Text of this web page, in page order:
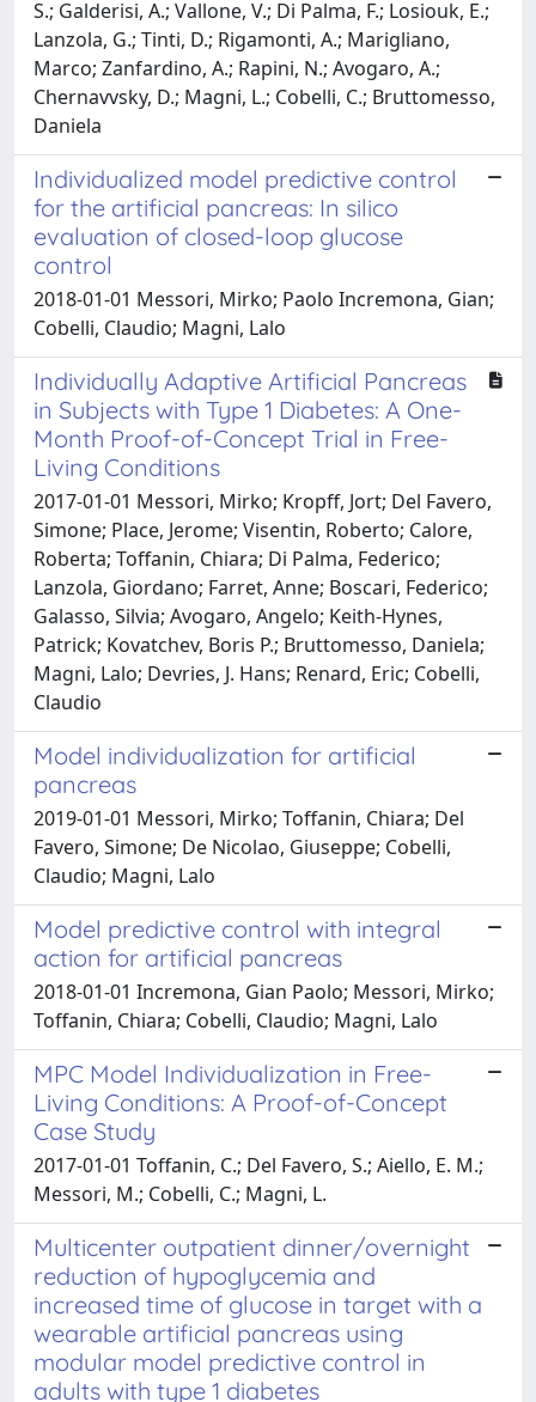
S.; Galderisi, A.; Vallone, V.; Di Palma, F.; Losiouk, E.;
Lanzola, G.; Tinti, D.; Rigamonti, A.; Marigliano,
Marco; Zanfardino, A.; Rapini, N.; Avogaro, A.;
Chernavvsky, D.; Magni, L.; Cobelli, C.; Bruttomesso,
Daniela
Individualized model predictive control
for the artificial pancreas: In silico
evaluation of closed-loop glucose
control
2018-01-01 Messori, Mirko; Paolo Incremona, Gian;
Cobelli, Claudio; Magni, Lalo
Individually Adaptive Artificial Pancreas
in Subjects with Type 1 Diabetes: A One-
Month Proof-of-Concept Trial in Free-
Living Conditions
2017-01-01 Messori, Mirko; Kropff, Jort; Del Favero,
Simone; Place, Jerome; Visentin, Roberto; Calore,
Roberta; Toffanin, Chiara; Di Palma, Federico;
Lanzola, Giordano; Farret, Anne; Boscari, Federico;
Galasso, Silvia; Avogaro, Angelo; Keith-Hynes,
Patrick; Kovatchev, Boris P.; Bruttomesso, Daniela;
Magni, Lalo; Devries, J. Hans; Renard, Eric; Cobelli,
Claudio
Model individualization for artificial
pancreas
2019-01-01 Messori, Mirko; Toffanin, Chiara; Del
Favero, Simone; De Nicolao, Giuseppe; Cobelli,
Claudio; Magni, Lalo
Model predictive control with integral
action for artificial pancreas
2018-01-01 Incremona, Gian Paolo; Messori, Mirko;
Toffanin, Chiara; Cobelli, Claudio; Magni, Lalo
MPC Model Individualization in Free-
Living Conditions: A Proof-of-Concept
Case Study
2017-01-01 Toffanin, C.; Del Favero, S.; Aiello, E. M.;
Messori, M.; Cobelli, C.; Magni, L.
Multicenter outpatient dinner/overnight
reduction of hypoglycemia and
increased time of glucose in target with a
wearable artificial pancreas using
modular model predictive control in
adults with type 1 diabetes